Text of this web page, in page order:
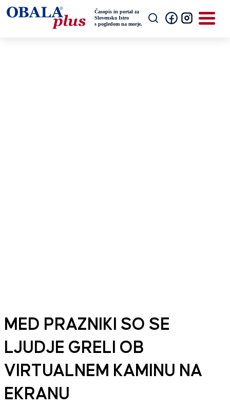
MED PRAZNIKI SO SE
LJUDJE GRELI OB
VIRTUALNEM KAMINU NA
EKRANU